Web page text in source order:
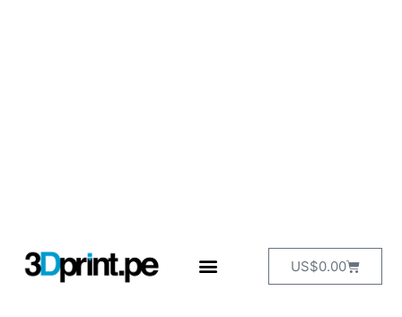
US$0.00